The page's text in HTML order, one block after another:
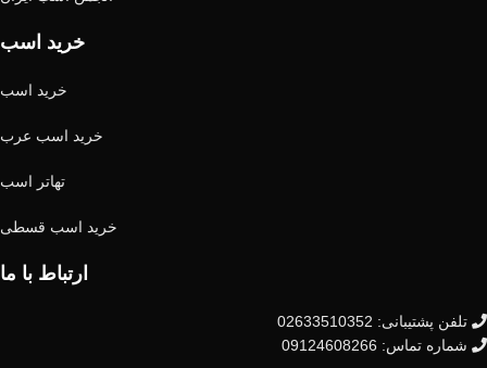
خرید اسب
خرید اسب
خرید اسب عرب
تهاتر اسب
خرید اسب قسطی
ارتباط با ما
تلفن پشتیبانی: 02633510352
شماره تماس: 09124608266